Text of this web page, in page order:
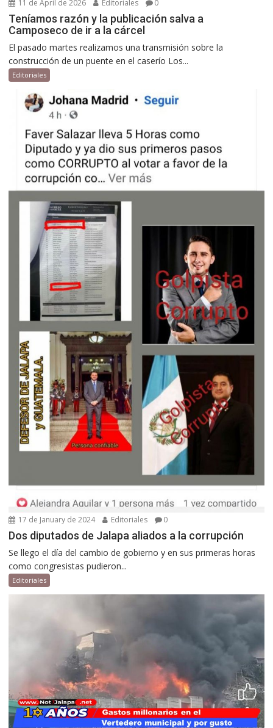
11 de April de 2026 Editoriales 0
Teníamos razón y la publicación salva a
Camposeco de ir a la cárcel
El pasado martes realizamos una transmisión sobre la
construcción de un puente en el caserío Los...
Editoriales
17 de January de 2024 Editoriales 0
Dos diputados de Jalapa aliados a la corrupción
Se llego el día del cambio de gobierno y en sus primeras horas
como congresistas pudieron...
Editoriales